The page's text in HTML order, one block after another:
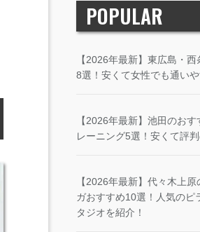
POPULAR
【2026年最新】東広島・
8選！安くて女性でも通いや
【2026年最新】池田のお
レーニング5選！安くて評
【2026年最新】代々木上
ガおすすめ10選！人気のピ
タジオを紹介！